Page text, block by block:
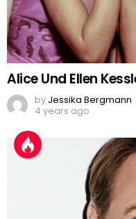
Alice Und Ellen
by Jessika Bergmann
4 years ago